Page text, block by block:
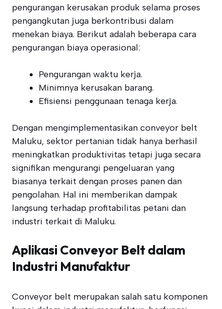
pengurangan kerusakan produk selama proses
pengangkutan juga berkontribusi dalam
menekan biaya. Berikut adalah beberapa cara
pengurangan biaya operasional:
Pengurangan waktu kerja.
Minimnya kerusakan barang.
Efisiensi penggunaan tenaga kerja.
Dengan mengimplementasikan conveyor belt
Maluku, sektor pertanian tidak hanya berhasil
meningkatkan produktivitas tetapi juga secara
signifikan mengurangi pengeluaran yang
biasanya terkait dengan proses panen dan
pengolahan. Hal ini memberikan dampak
langsung terhadap profitabilitas petani dan
industri terkait di Maluku.
Aplikasi Conveyor Belt dalam
Industri Manufaktur
Conveyor belt merupakan salah satu komponen